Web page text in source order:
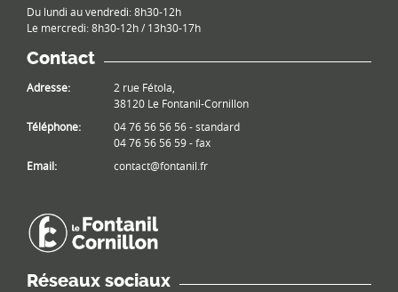
Du lundi au vendredi: 8h30-12h
Le mercredi: 8h30-12h / 13h30-17h
Contact
Adresse:
2 rue Fétola,
38120 Le Fontanil-Cornillon
Téléphone:
04 76 56 56 56 - standard
04 76 56 56 59 - fax
Email:
contact@fontanil.fr
Réseaux sociaux